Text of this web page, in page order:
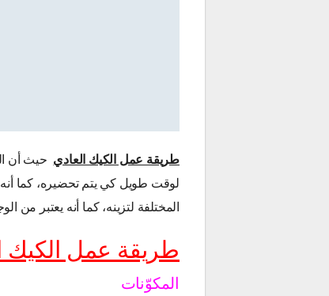
طريقة عمل الكيك العادي حيث أن
لوقت طويل كي يتم تحضيره، كما
المختلفة لتزينه، كما أنه يعتبر من
طريقة عمل الكيك
المكوّنات